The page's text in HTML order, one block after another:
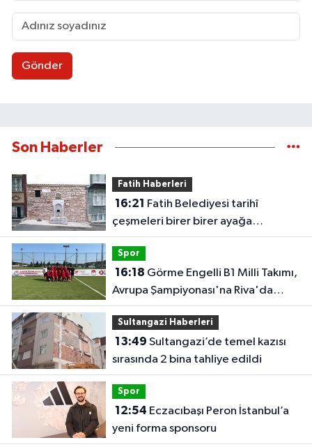
Gönder
Son Haberler
Fatih Haberleri
16:21
çeşmeleri birer birer ayağa
kaldırıyor
Spor
16:18
Avrupa Şampiyonası'na Riva'da
hazırlanıyor
Sultangazi Haberleri
13:49
sırasında 2 bina tahliye edildi
Spor
12:54
yeni forma sponsoru